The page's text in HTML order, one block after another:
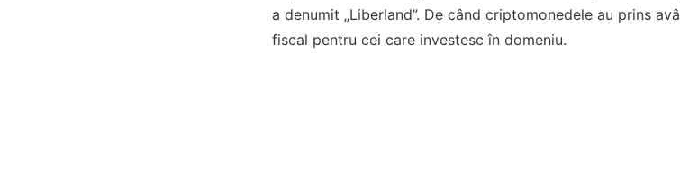
a denumit „Liberland”. De când criptomonedele au prins
fiscal pentru cei care investesc în domeniu.